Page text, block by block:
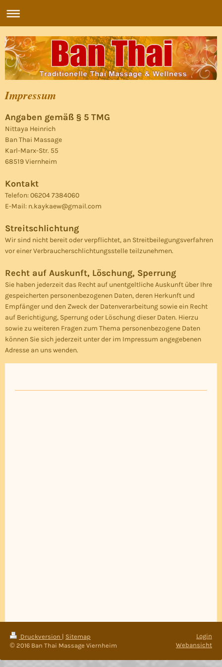
Impressum
Angaben gemäß § 5 TMG
Nittaya Heinrich
Ban Thai Massage
Karl-Marx-Str. 55
68519 Viernheim
Kontakt
Telefon: 06204 7384060
E-Mail: n.kaykaew@gmail.com
Streitschlichtung
Wir sind nicht bereit oder verpflichtet, an Streitbeilegungsverfahren
vor einer Verbraucherschlichtungsstelle teilzunehmen.
Recht auf Auskunft, Löschung, Sperrung
Sie haben jederzeit das Recht auf unentgeltliche Auskunft über Ihre
gespeicherten personenbezogenen Daten, deren Herkunft und
Empfänger und den Zweck der Datenverarbeitung sowie ein Recht
auf Berichtigung, Sperrung oder Löschung dieser Daten. Hierzu
sowie zu weiteren Fragen zum Thema personenbezogene Daten
können Sie sich jederzeit unter der im Impressum angegebenen
Adresse an uns wenden.
Druckversion | Sitemap
© 2016 Ban Thai Massage Viernheim
Login
Webansicht